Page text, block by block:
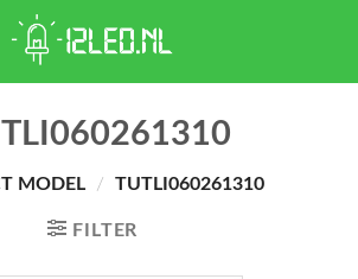
MODEL / TUTLI060261310
FILTER